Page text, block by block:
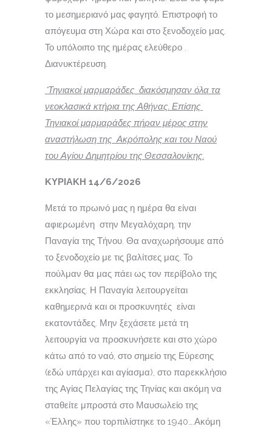
το μεσημεριανό μας φαγητό. Επιστροφή το
απόγευμα στη Χώρα και στο ξενοδοχείο μας.
Το υπόλοιπο της ημέρας ελεύθερο .
Διανυκτέρευση.
*Τηνιακοί μαρμαράδες διακόσμησαν όλα τα
νεοκλασικά κτήρια της Αθήνας. Επίσης
Τηνιακοί μαρμαράδες πήραν μέρος στην
αναστήλωση της Ακρόπολης και του Ναού
του Αγίου Δημητρίου της Θεσσαλονίκης.
ΚΥΡΙΑΚΗ 14/6/2026
Μετά το πρωινό μας η ημέρα θα είναι
αφιερωμένη στην Μεγαλόχαρη, την
Παναγία της Τήνου. Θα αναχωρήσουμε από
το ξενοδοχείο με τις βαλίτσες μας. Το
πούλμαν θα μας πάει ως τον περίβολο της
εκκλησίας. Η Παναγία λειτουργείται
καθημερινά και οι προσκυνητές είναι
εκατοντάδες. Μην ξεχάσετε μετά τη
λειτουργία να προσκυνήσετε και στο χώρο
κάτω από το ναό, στο σημείο της Εύρεσης
(εδώ υπάρχει και αγίασμα), στο παρεκκλήσιο
της Αγίας Πελαγίας της Τηνίας και ακόμη να
σταθείτε μπροστά στο Μαυσωλείο της
«Έλλης» που τορπιλίστηκε το 1940….Ακόμη